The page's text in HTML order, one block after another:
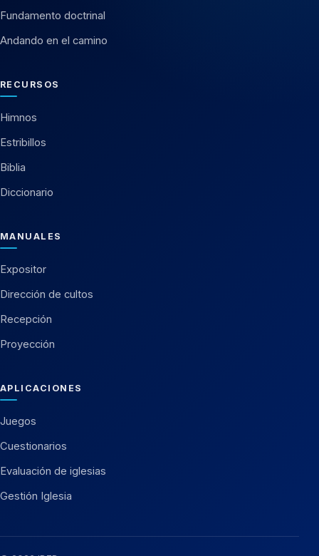
Fundamento doctrinal
Andando en el camino
RECURSOS
Himnos
Estribillos
Biblia
Diccionario
MANUALES
Expositor
Dirección de cultos
Recepción
Proyección
APLICACIONES
Juegos
Cuestionarios
Evaluación de iglesias
Gestión Iglesia